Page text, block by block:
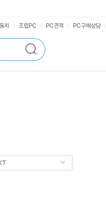
검
색
차 조립PC PC견적 PC구매상담